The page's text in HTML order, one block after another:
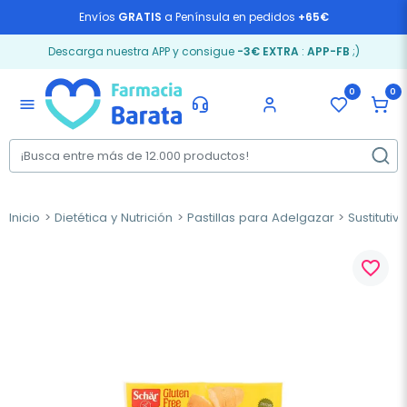
Envíos GRATIS a Península en pedidos +65€
Descarga nuestra APP y consigue -3€ EXTRA: APP-FB ;)
menu
0 0
Inicio Dietética y Nutrición Pastillas para Adelgazar
favorite_border